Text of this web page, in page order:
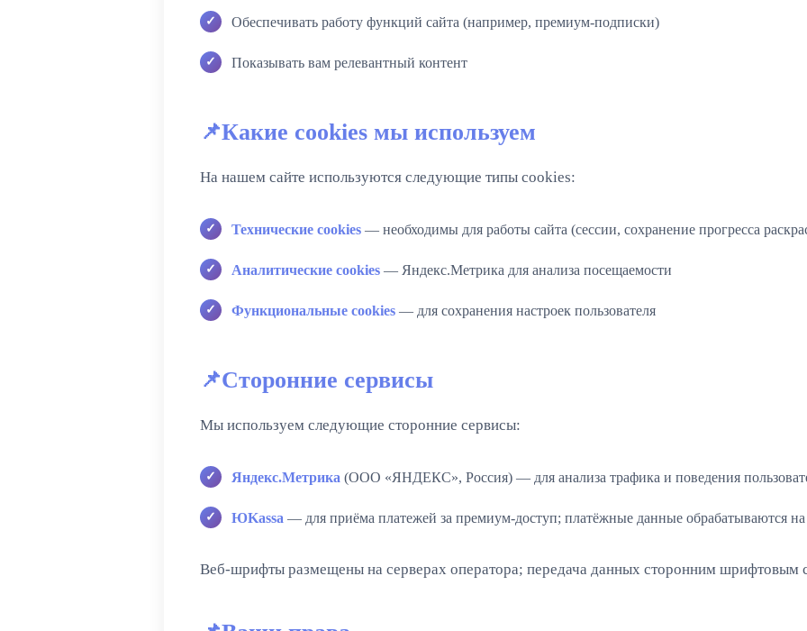
Обеспечивать работу функций сайта (например, премиум-подписки)
Показывать вам релевантный контент
Какие cookies мы используем
На нашем сайте используются следующие типы cookies:
Технические cookies — необходимы для работы сайта (сессии, сохранение прогресса
Аналитические cookies — Яндекс.Метрика для анализа посещаемости
Функциональные cookies — для сохранения настроек пользователя
Сторонние сервисы
Мы используем следующие сторонние сервисы:
Яндекс.Метрика (ООО «ЯНДЕКС», Россия) — для анализа трафика и поведения
ЮKassa — для приёма платежей за премиум-доступ; платёжные данные обрабатываются
Веб-шрифты размещены на серверах оператора; передача данных сторонним шрифтовым